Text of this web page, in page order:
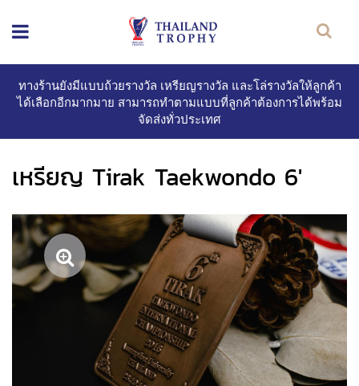
ทางร้านยังมีแบบถ้วยรางวัล เหรียญรางวัล และโล่รางวัลให้ลูกค้า
ได้เลือกอีกมากมาย สามารถทำตามแบบที่ลูกค้าต้องการได้พร้อม
จัดส่งทั่วประเทศ
เหรียญ Tirak Taekwondo 6'